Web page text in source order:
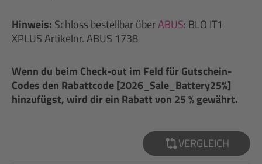
Hinweis: Schloss bestellbar überABUS: BLO IT1
XPLUS Artikelnr. ABUS 1738
Wenn du beim Check-out im Feld für Gutschein-
Codes den Rabattcode [2026_Sale_Battery25%]
hinzufügst, wird dir ein Rabatt von 25 % gewährt.
VERGLEICH